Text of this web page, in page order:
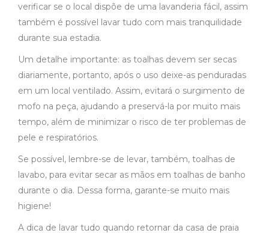
verificar se o local dispõe de uma lavanderia fácil, assim
também é possível lavar tudo com mais tranquilidade
durante sua estadia.
Um detalhe importante: as toalhas devem ser secas
diariamente, portanto, após o uso deixe-as penduradas
em um local ventilado. Assim, evitará o surgimento de
mofo na peça, ajudando a preservá-la por muito mais
tempo, além de minimizar o risco de ter problemas de
pele e respiratórios.
Se possível, lembre-se de levar, também, toalhas de
lavabo, para evitar secar as mãos em toalhas de banho
durante o dia. Dessa forma, garante-se muito mais
higiene!
A dica de lavar tudo quando retornar da casa de praia